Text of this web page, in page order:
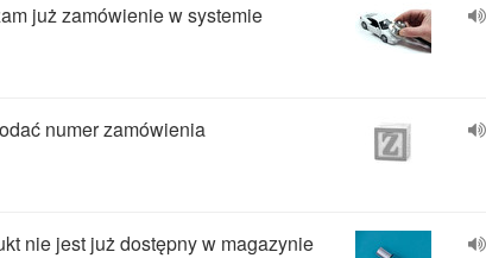
już zamówienie w systemie
numer zamówienia
nie jest już dostępny w magazynie